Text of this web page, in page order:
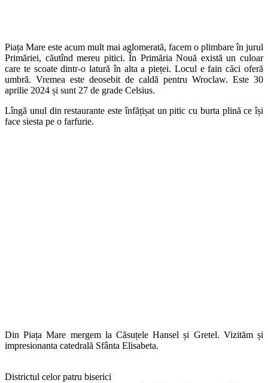
Piața Mare este acum mult mai aglomerată, facem o plimbare în jurul
Primăriei, căutînd mereu pitici. În Primăria Nouă există un culoar
care te scoate dintr-o latură în alta a pieței. Locul e fain căci oferă
umbră. Vremea este deosebit de caldă pentru Wroclaw. Este 30
aprilie 2024 și sunt 27 de grade Celsius.
Lîngă unul din restaurante este înfățișat un pitic cu burta plină ce își
face siesta pe o farfurie.
Din Piața Mare mergem la Căsuțele Hansel și Gretel. Vizităm și
impresionanta catedrală Sfânta Elisabeta.
Districtul celor patru biserici